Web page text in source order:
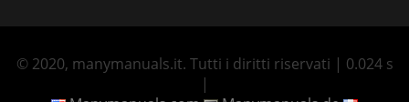
© 2020, manymanuals.it. Tutti i diritti riservati | 0.024 s
|